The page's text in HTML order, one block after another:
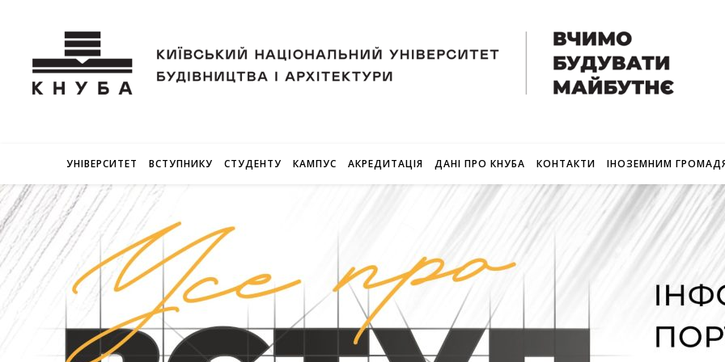
УНІВЕРСИТЕТ ВСТУПНИКУ СТУДЕНТУ КАМПУС АКРЕДИТАЦІЯ ДАНІ ПРО КНУБА КОНТАКТИ ІНОЗЕМНИМ